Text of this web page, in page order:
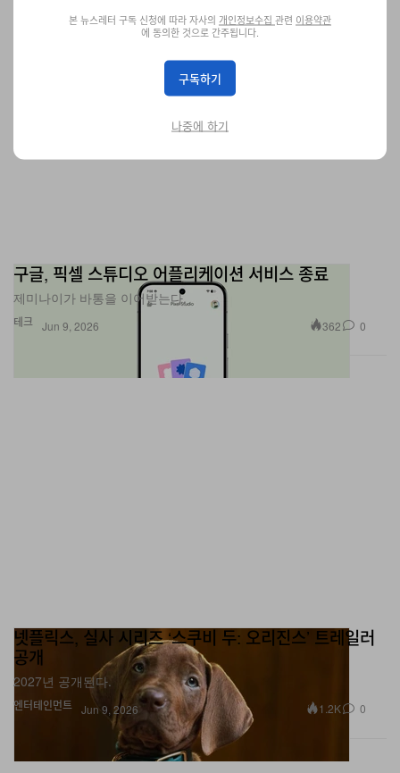
테크
구글, 픽셀 스튜디오 어플리케이션 서비스 종료
제미나이가 바통을 이어받는다.
Jun 9, 2026 362 0
엔터테인먼트
넷플릭스, 실사 시리즈 ‘스쿠비 두: 오리진스’ 트레일러
공개
2027년 공개된다.
Jun 9, 2026 1.2K 0
본 뉴스레터 구독 신청에 따라 자사의 개인정보수집 관련 이용약관
에 동의한 것으로 간주됩니다.
구독하기
나중에 하기